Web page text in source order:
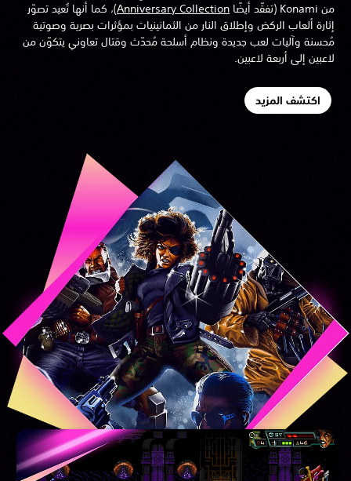
Anniversary Collection)، كما أنها تُعيد تصوّر
ألعاب الركض وإطلاق النار من الثمانينيات بمؤثرات بصرية وصوتية
وآليات لعب جديدة ونظام أسلحة مُحدّث وقتال تعاوني يتكوّن من
إلى أربعة لاعبين.
اكتشف المزيد